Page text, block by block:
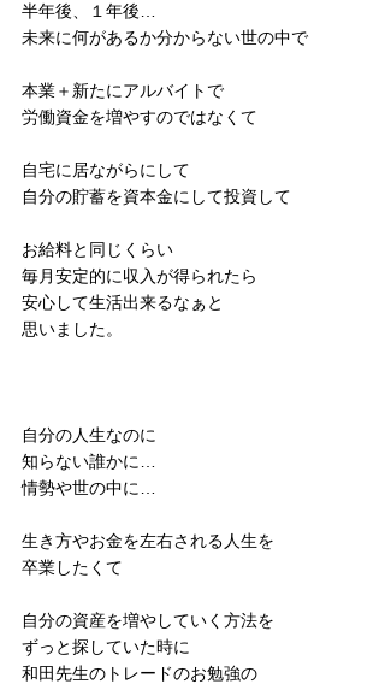
半年後、１年後…
未来に何があるか分からない世の中で
本業＋新たにアルバイトで
労働資金を増やすのではなくて
自宅に居ながらにして
自分の貯蓄を資本金にして投資して
お給料と同じくらい
毎月安定的に収入が得られたら
安心して生活出来るなぁと
思いました。
自分の人生なのに
知らない誰かに…
情勢や世の中に…
生き方やお金を左右される人生を
卒業したくて
自分の資産を増やしていく方法を
ずっと探していた時に
和田先生のトレードのお勉強の